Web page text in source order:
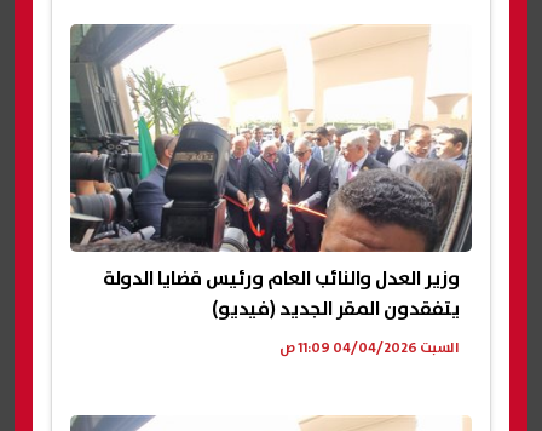
وزير العدل والنائب العام ورئيس قضايا الدولة
يتفقدون المقر الجديد (فيديو)
السبت 04/04/2026 11:09 ص